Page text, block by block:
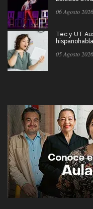
06 Agosto 2026
Tec y UT
05 Agosto 2026